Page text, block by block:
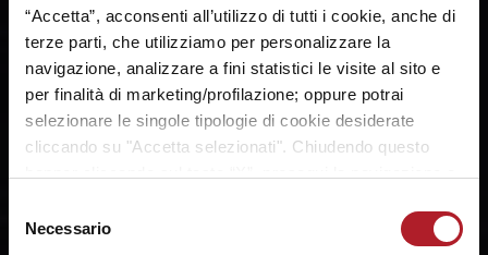
“Accetta”, acconsenti all’utilizzo di tutti i cookie, anche di
terze parti, che utilizziamo per personalizzare la
navigazione, analizzare a fini statistici le visite al sito e
per finalità di marketing/profilazione; oppure potrai
selezionare le singole tipologie di cookie desiderate
cliccando su "Accetta selezionati". Chiudendo questo
fruizione del sito. Potrai modificare le tue preferenze in
ogni momento mediante il link “Impostazione dei cookie”
delNecessario
SHARE: